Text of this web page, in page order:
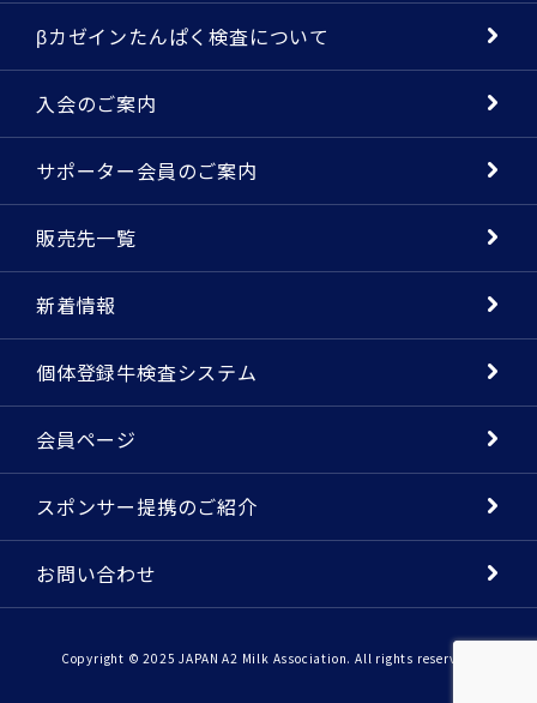
βカゼインたんぱく検査について
入会のご案内
サポーター会員のご案内
販売先一覧
新着情報
個体登録牛検査システム
会員ページ
スポンサー提携のご紹介
お問い合わせ
Copyright © 2025 JAPAN A2 Milk Association. All rights reserved.